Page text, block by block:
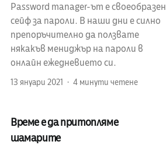
Password manager-ът е своеобразен
сейф за пароли. В наши дни е силно
препоръчително да ползвате
някакъв мениджър на пароли в
онлайн ежедневието си.
13 януари 2021 4 минути четене
Време е да притопляме
шамарите